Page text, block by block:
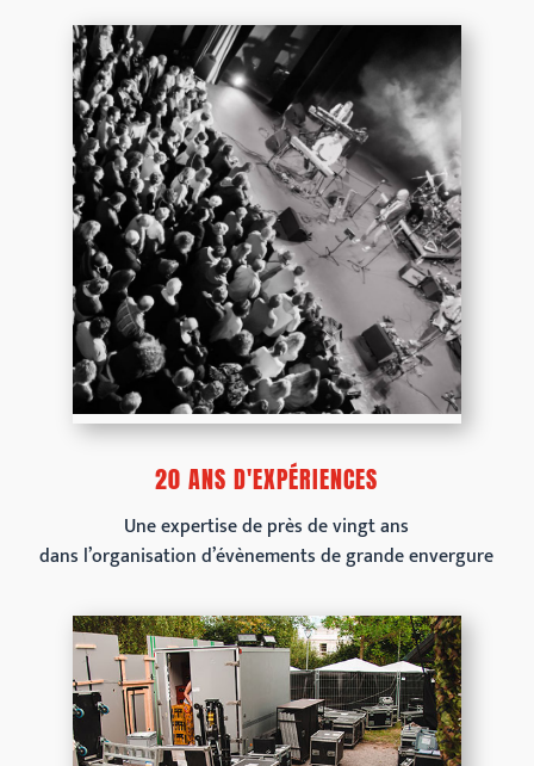
20 ANS D'EXPÉRIENCES
Une expertise de près de vingt ans
dans l’organisation d’évènements de grande envergure